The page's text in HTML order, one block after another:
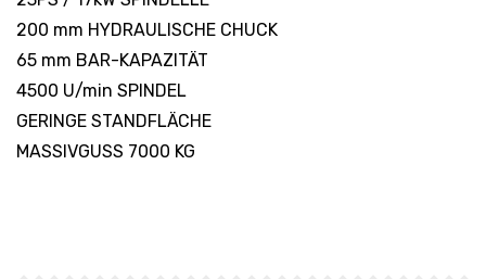
200 mm HYDRAULISCHE CHUCK
65 mm BAR-KAPAZITÄT
4500 U/min SPINDEL
GERINGE STANDFLÄCHE
MASSIVGUSS 7000 KG